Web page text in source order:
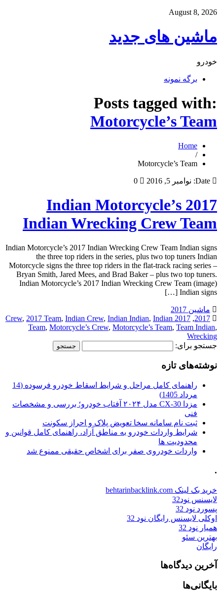
August 8, 2026
ماشین های جدید
خودرو
برگه نمونه
Posts tagged with:
Motorcycle’s Team
Home
/
Motorcycle’s Team
Date: نوامبر 5, 2016 0
Indian Motorcycle’s 2017
Indian Wrecking Crew Team
Indian Motorcycle’s 2017 Indian Wrecking Crew Team Indian signs
the three top riders in the series, plus two top tuners Indian
Motorcycle signs the three top riders in the flat-track racing series –
Bryan Smith, Jared Mees, and Brad Baker – plus two top tuners.
Indian Motorcycle’s 2017 Indian Wrecking Crew Team (image)
Indian signs […]
ماشین 2017
2017
,
2017 Crew
, 2017 Team, Indian Crew, Indian Indian, Indian
Team, Motorcycle’s Crew, Motorcycle’s Team, Team Indian,
Wrecking
جستجو برای:
نوشته‌های تازه
راهنمای کامل مراحل و شرایط اسقاط خودرو فرسوده (14
مرداد 1405)
مزدا CX-30 مدل ۲۰۲۴ آفتاب خودرو؛ بررسی و مشخصات
فنی
ثبت نام سامانه سخا تعویض پلاک و احراز سکونت
شرایط واردات خودرو به مناطق آزاد، راهنمای کامل قوانین و
محدودیت ها
واردات خودروی صفر برای اشخاص حقیقی ممنوع شد
.
خرید بک لینک behtarinbacklink.com
لایسنس نود32
پسورد نود 32
اوکلی لایسنس رایگان نود 32
همیار نود 32
بهترین سئو
رایگان
آخرین دیدگاه‌ها
بایگانی‌ها